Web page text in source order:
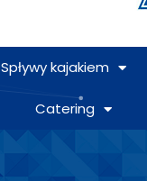
Spływy kajakiem
Catering